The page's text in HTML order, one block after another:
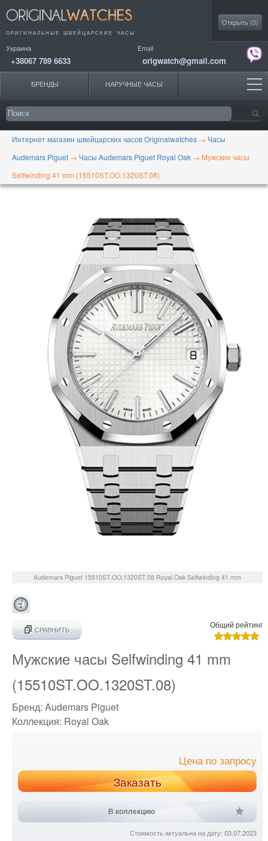
ОРИГИНАЛЬНЫЕ ШВЕЙЦАРСКИЕ ЧАСЫ
Украина
+38067 789 6633
Email
origwatch@gmail.com
Открыть (0)
БРЕНДЫ НАРУЧНЫЕ ЧАСЫ
Интернет магазин швейцарских часов Originalwatches → Часы
Audemars Piguet → Часы Audemars Piguet Royal Oak → Мужские часы
Selfwinding 41 mm (15510ST.OO.1320ST.08)
Audemars Piguet 15510ST.OO.1320ST.08 Royal Oak Selfwinding 41 mm
СРАВНИТЬ
Общий рейтинг
Мужские часы Selfwinding 41 mm
(15510ST.OO.1320ST.08)
Бренд: Audemars Piguet
Коллекция: Royal Oak
Цена по запросу
Заказать
В коллекцию
Стоимость актуальна на дату: 03.07.2023